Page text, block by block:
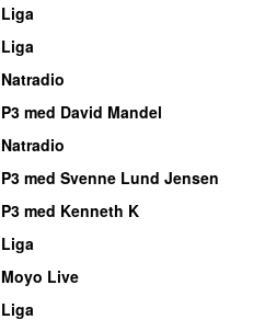
Liga
Liga
Natradio
P3 med David Mandel
Natradio
P3 med Svenne Lund Jensen
P3 med Kenneth K
Liga
Moyo Live
Liga